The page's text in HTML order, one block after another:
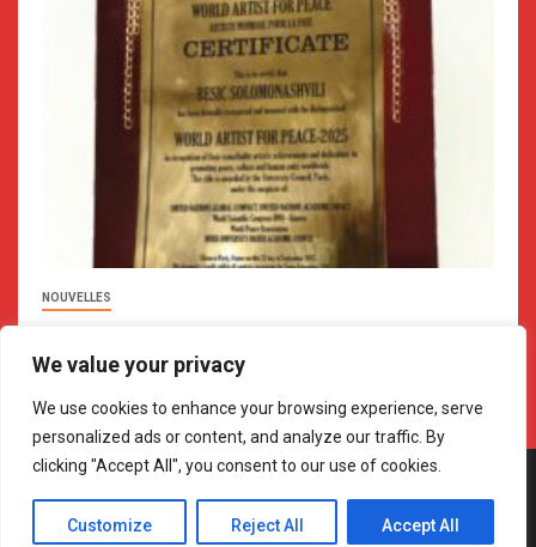
We value your privacy
We use cookies to enhance your browsing experience, serve
personalized ads or content, and analyze our traffic. By
clicking "Accept All", you consent to our use of cookies.
Customize Reject All Accept All
NOUVELLES
janvier 27, 2026 Registrar
Copyright © All rights reserved. INTER-UNIVERSITÉ CONSEIL
ACADÉMIQUE SUPÉRIEURE, PARIS, 2020
by AF
themes.